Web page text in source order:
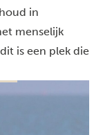
in
menselijk
is een plek die